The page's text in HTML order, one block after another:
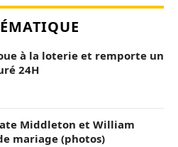
à la loterie et remporte un
24H
Middleton et William
mariage (photos)